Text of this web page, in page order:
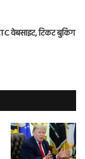
वेबसाइट, टिकट बुकिंग